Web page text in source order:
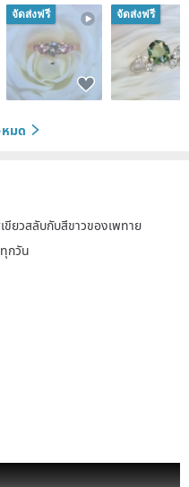
จัดส่งฟรี จัดส่งฟรี
มด
ยวสลับกับสีขาวของเพทาย
กวัน